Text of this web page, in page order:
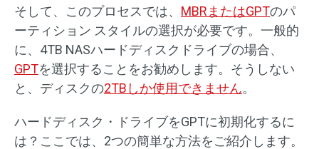
そして、このプロセスでは、 MBRまたはGPTのパ
ーティション スタイルの選択が必要です。一般的
に、4TB NASハードディスクドライブの場合、
GPTを選択することをお勧めします。そうしない
と、ディスクの2TBしか使用できません。
ハードディスク・ドライブをGPTに初期化するに
は？ここでは、2つの簡単な方法をご紹介します。